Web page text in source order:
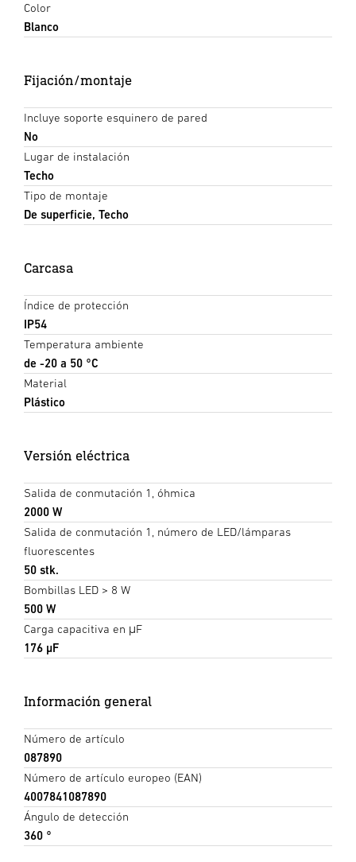
Color
Blanco
Fijación/montaje
Incluye soporte esquinero de pared
No
Lugar de instalación
Techo
Tipo de montaje
De superficie, Techo
Carcasa
Índice de protección
IP54
Temperatura ambiente
de -20 a 50 °C
Material
Plástico
Versión eléctrica
Salida de conmutación 1, óhmica
2000 W
Salida de conmutación 1, número de LED/lámparas
fluorescentes
50 stk.
Bombillas LED > 8 W
500 W
Carga capacitiva en μF
176 µF
Información general
Número de artículo
087890
Número de artículo europeo (EAN)
4007841087890
Ángulo de detección
360 °